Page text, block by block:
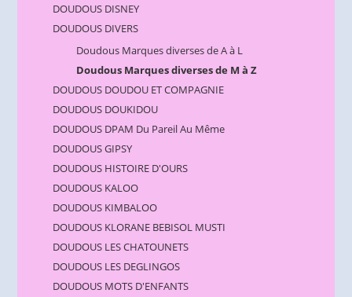
DOUDOUS DISNEY
DOUDOUS DIVERS
Doudous Marques diverses de A à L
Doudous Marques diverses de M à Z
DOUDOUS DOUDOU ET COMPAGNIE
DOUDOUS DOUKIDOU
DOUDOUS DPAM Du Pareil Au Même
DOUDOUS GIPSY
DOUDOUS HISTOIRE D'OURS
DOUDOUS KALOO
DOUDOUS KIMBALOO
DOUDOUS KLORANE BEBISOL MUSTI
DOUDOUS LES CHATOUNETS
DOUDOUS LES DEGLINGOS
DOUDOUS MOTS D'ENFANTS